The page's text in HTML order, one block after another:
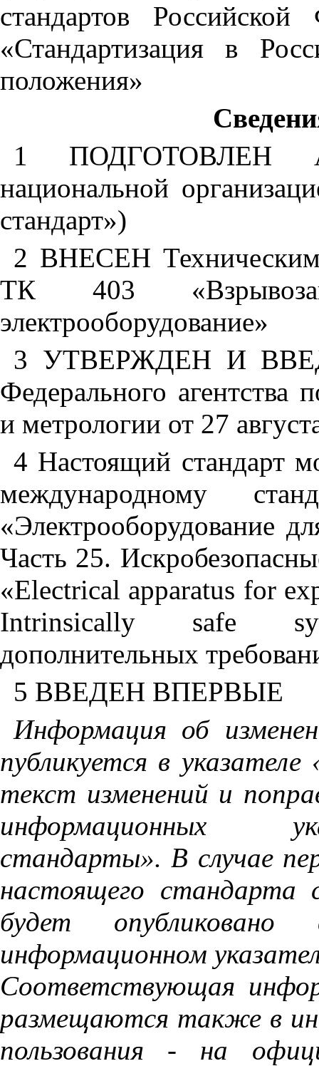
стандартов
«Стандартизация в
положения»
1 ПОДГОТОВЛЕН
национальной
стандарт»)
2 ВНЕСЕН Техническим
ТК 403
электрооборудование»
3 УТВЕРЖДЕН И
Федерального агентства
и метрологии от 27
4 Настоящий стандарт
международному
«Электрооборудование
Часть 25.
«Electrical apparatus for
Intrinsically
safe
дополнительных
5 ВВЕДЕН ВПЕРВЫЕ
Информация об
публикуется в
текст изменений и
информационных
стандарты». В случае
настоящего стандарта
будет опубликовано
информационном
Соответствующая
размещаются также в
пользования - на